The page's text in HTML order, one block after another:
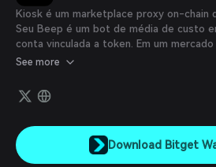
Español
Português (Brasil)
Español (Argentina)
Kiosk é um marketplace proxy on-chain
Seu Beep é um bot de média de custo
conta vinculada a token. Em um
companheiro confiável, ajudando o
diferentes níveis de preço.
See more
Download Bitget